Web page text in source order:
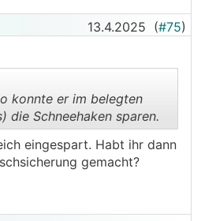
13.4.2025 (#75)
..
konnte er im belegten
die Schneehaken sparen.
eingespart. Habt ihr dann
gemacht?